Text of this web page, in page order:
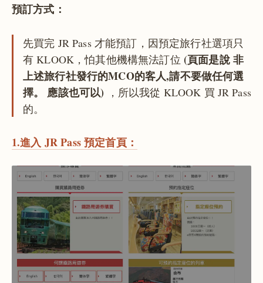
預訂方式：
先買完 JR Pass 才能預訂，因預定旅行社選項只
有 KLOOK，怕其他機構無法訂位 (頁面是說 非
上述旅行社發行的MCO的客人,請不要做任何選
擇。 應該也可以) ，所以我從 KLOOK 買 JR Pass
的。
1.進入 JR Pass 預定首頁：